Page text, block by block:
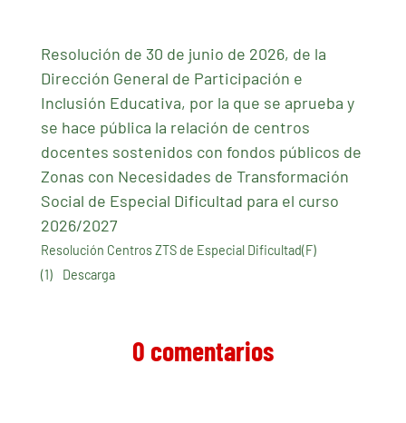
Resolución de 30 de junio de 2026, de la
Dirección General de Participación e
Inclusión Educativa, por la que se aprueba y
se hace pública la relación de centros
docentes sostenidos con fondos públicos de
Zonas con Necesidades de Transformación
Social de Especial Dificultad para el curso
2026/2027
Resolución Centros ZTS de Especial Dificultad(F)
(1)
Descarga
0 comentarios